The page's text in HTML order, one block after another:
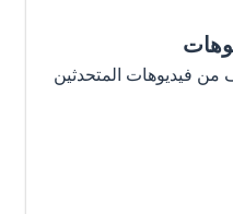
من 48 ألف من فيديوهات المتحدثين